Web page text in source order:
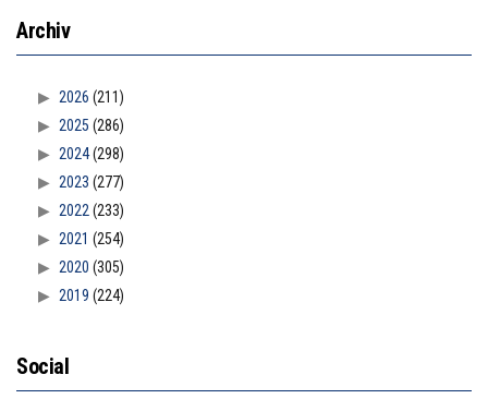
Archiv
2026 (211)
2025 (286)
2024(298)
2023 (277)
2022 (233)
2021 (254)
2020 (305)
2019 (224)
Social